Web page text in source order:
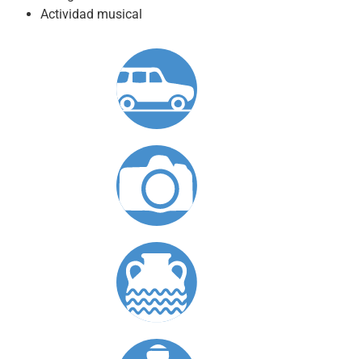
Actividad musical